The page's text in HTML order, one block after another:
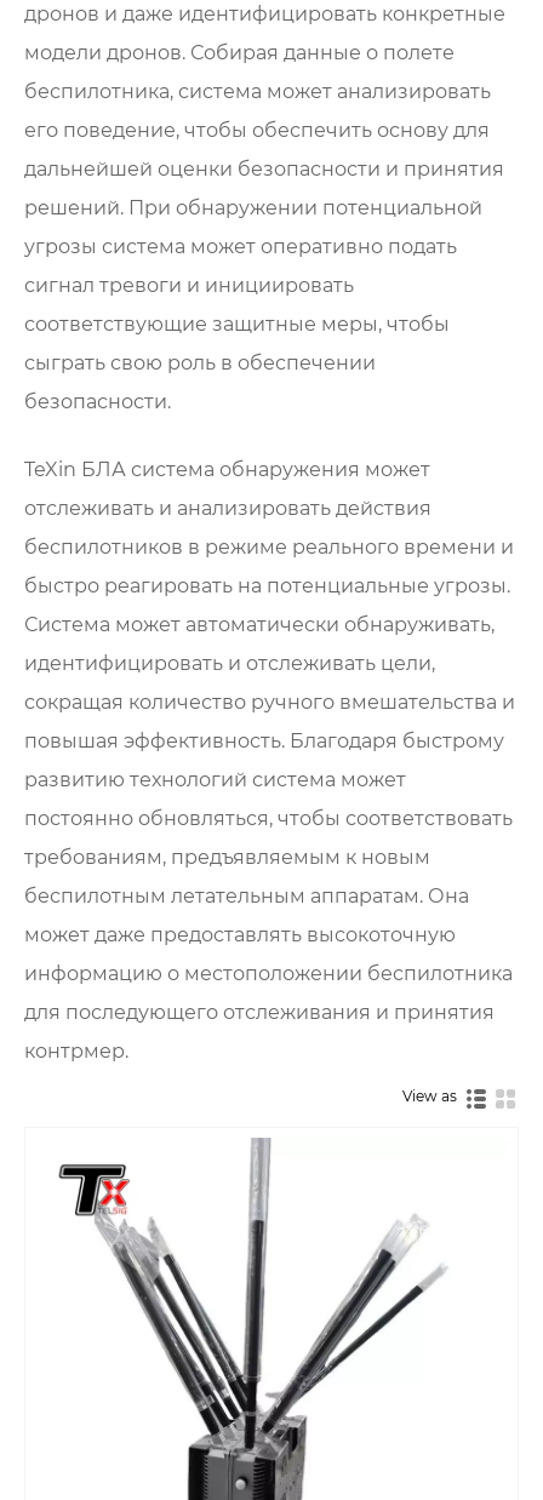
дронов и даже идентифицировать конкретные
модели дронов. Собирая данные о полете
беспилотника, система может анализировать
его поведение, чтобы обеспечить основу для
дальнейшей оценки безопасности и принятия
решений. При обнаружении потенциальной
угрозы система может оперативно подать
сигнал тревоги и инициировать
соответствующие защитные меры, чтобы
сыграть свою роль в обеспечении
безопасности.
TeXin БЛА система обнаружения может
отслеживать и анализировать действия
беспилотников в режиме реального времени и
быстро реагировать на потенциальные угрозы.
Система может автоматически обнаруживать,
идентифицировать и отслеживать цели,
сокращая количество ручного вмешательства и
повышая эффективность. Благодаря быстрому
развитию технологий система может
постоянно обновляться, чтобы соответствовать
требованиям, предъявляемым к новым
беспилотным летательным аппаратам. Она
может даже предоставлять высокоточную
информацию о местоположении беспилотника
для последующего отслеживания и принятия
контрмер.
View as